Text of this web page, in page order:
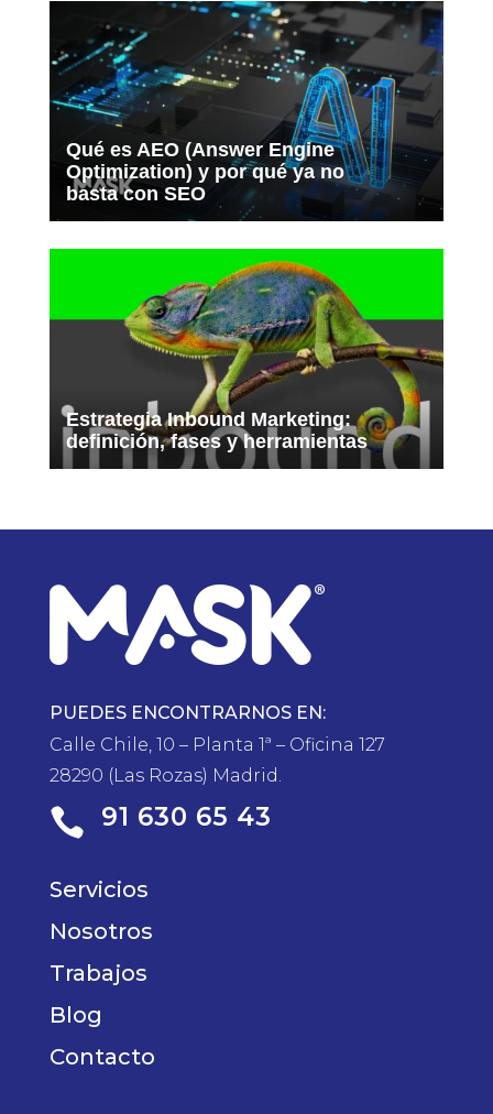
Qué es AEO (Answer Engine
Optimization) y por qué ya no
basta con SEO
Estrategia Inbound Marketing:
definición, fases y herramientas
PUEDES ENCONTRARNOS EN:
Calle Chile, 10 – Planta 1ª – Oficina 127
28290 (Las Rozas) Madrid.
 91 630 65 43
Servicios
Nosotros
Trabajos
Blog
Contacto